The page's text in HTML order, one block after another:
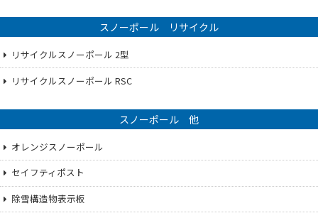
スノーポール リサイクル
リサイクルスノーポール 2型
リサイクルスノーポール RSC
スノーポール 他
オレンジスノーポール
セイフティポスト
除雪構造物表示板